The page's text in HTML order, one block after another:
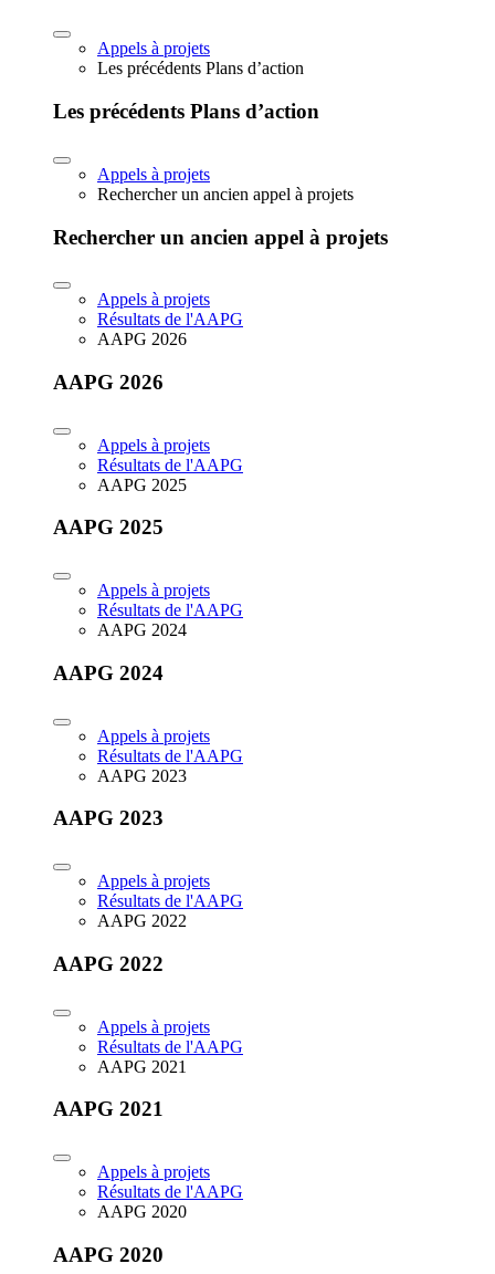
Appels à projets
Les précédents Plans d’action
Les précédents Plans d’action
Appels à projets
Rechercher un ancien appel à projets
Rechercher un ancien appel à projets
Appels à projets
Résultats de l'AAPG
AAPG 2026
AAPG 2026
Appels à projets
Résultats de l'AAPG
AAPG 2025
AAPG 2025
Appels à projets
Résultats de l'AAPG
AAPG 2024
AAPG 2024
Appels à projets
Résultats de l'AAPG
AAPG 2023
AAPG 2023
Appels à projets
Résultats de l'AAPG
AAPG 2022
AAPG 2022
Appels à projets
Résultats de l'AAPG
AAPG 2021
AAPG 2021
Appels à projets
Résultats de l'AAPG
AAPG 2020
AAPG 2020